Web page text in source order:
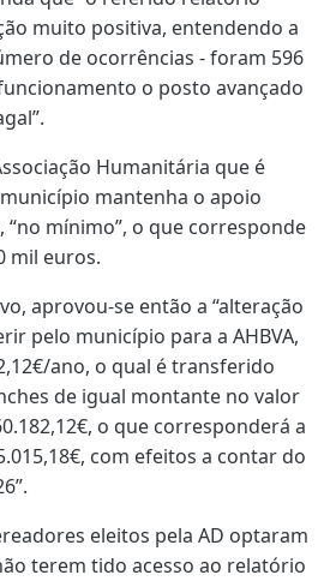
muito positiva, entendendo a
de ocorrências - foram 596
o posto avançado
Humanitária que é
mantenha o apoio
“no mínimo”, o que corresponde
mil euros.
aprovou-se então a “alteração
pelo município para a AHBVA,
ano, o qual é transferido
de igual montante no valor
o que corresponderá a
com efeitos a contar do
eleitos pela AD optaram
terem tido acesso ao relatório